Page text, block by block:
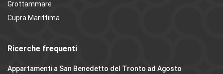
Grottammare
Cupra Marittima
Ricerche frequenti
Appartamenti a San Benedetto del Tronto ad Agosto